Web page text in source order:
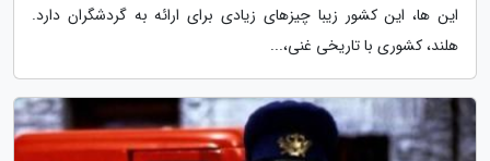
این ها، این کشور زیبا چیزهای زیادی برای ارائه به گردشگران دارد.
هلند، کشوری با تاریخی غنی،...